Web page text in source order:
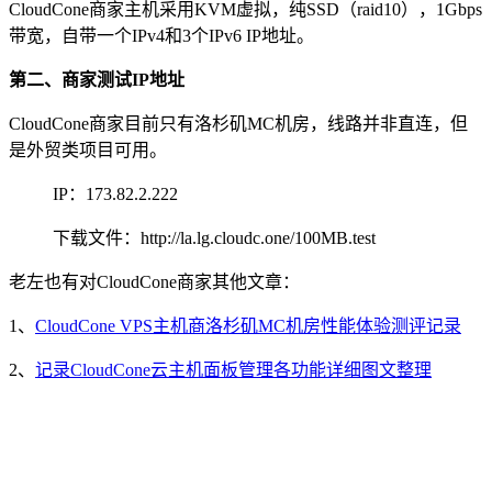
CloudCone商家主机采用KVM虚拟，纯SSD（raid10），1Gbps
带宽，自带一个IPv4和3个IPv6 IP地址。
第二、商家测试IP地址
CloudCone商家目前只有洛杉矶MC机房，线路并非直连，但
是外贸类项目可用。
IP：173.82.2.222
下载文件：http://la.lg.cloudc.one/100MB.test
老左也有对CloudCone商家其他文章：
1、 CloudCone VPS主机商洛杉矶MC机房性能体验测评记录
2、 记录CloudCone云主机面板管理各功能详细图文整理